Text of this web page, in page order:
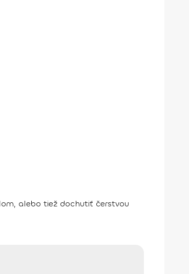
alebo tiež dochutiť čerstvou